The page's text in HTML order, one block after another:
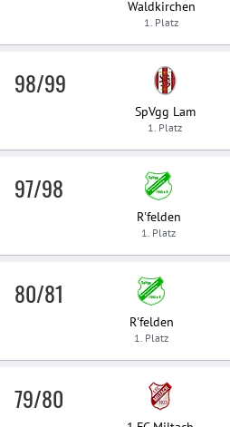
Waldkirchen
1. Platz
98/99
SpVgg Lam
1. Platz
97/98
R'felden
1. Platz
80/81
R'felden
1. Platz
79/80